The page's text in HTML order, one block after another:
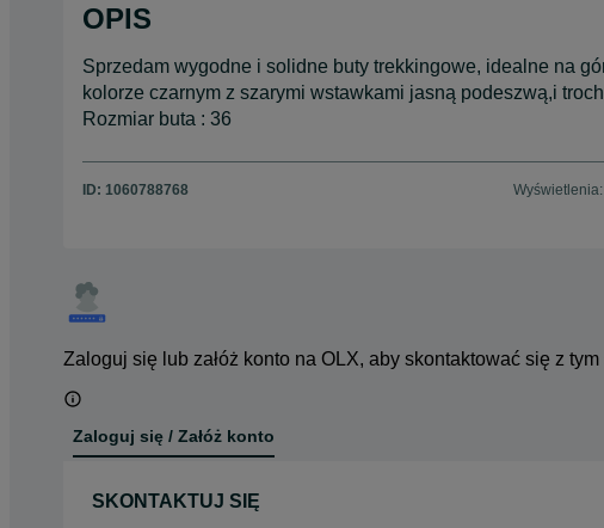
OPIS
Sprzedam wygodne i solidne buty trekkingowe, idealne na
kolorze czarnym z szarymi wstawkami jasną podeszwą,i
Rozmiar buta : 36
ID: 1060788768
Zaloguj się lub załóż konto na OLX, aby skontaktować się z
Zaloguj się / Załóż konto
SKONTAKTUJ SIĘ